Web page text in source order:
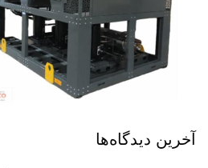
آخرین دیدگاه‌ها